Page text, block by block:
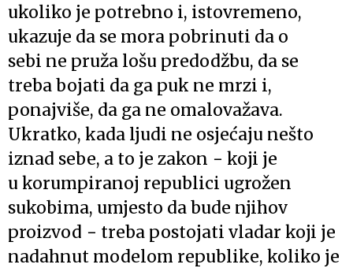
ukoliko je potrebno i, istovremeno,
ukazuje da se mora pobrinuti da o
sebi ne pruža lošu predodžbu, da se
treba bojati da ga puk ne mrzi i,
ponajviše, da ga ne omalovažava.
Ukratko, kada ljudi ne osjećaju nešto
iznad sebe, a to je zakon − koji je
u korumpiranoj republici ugrožen
sukobima, umjesto da bude njihov
proizvod − treba postojati vladar koji je
nadahnut modelom republike, koliko je